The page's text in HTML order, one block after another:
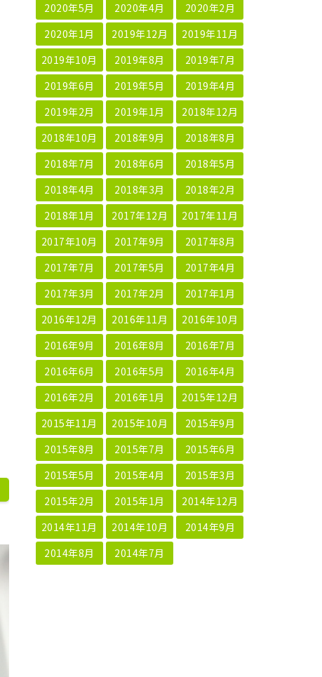
2020年5月
2020年4月
2020年2月
2020年1月
2019年12月
2019年11月
2019年10月
2019年8月
2019年7月
2019年6月
2019年5月
2019年4月
2019年2月
2019年1月
2018年12月
2018年10月
2018年9月
2018年8月
2018年7月
2018年6月
2018年5月
2018年4月
2018年3月
2018年2月
2018年1月
2017年12月
2017年11月
2017年10月
2017年9月
2017年8月
2017年7月
2017年5月
2017年4月
2017年3月
2017年2月
2017年1月
2016年12月
2016年11月
2016年10月
2016年9月
2016年8月
2016年7月
2016年6月
2016年5月
2016年4月
2016年2月
2016年1月
2015年12月
2015年11月
2015年10月
2015年9月
2015年8月
2015年7月
2015年6月
2015年5月
2015年4月
2015年3月
2015年2月
2015年1月
2014年12月
2014年11月
2014年10月
2014年9月
2014年8月
2014年7月